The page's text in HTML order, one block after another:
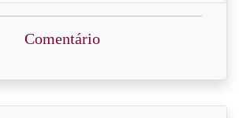
Comentário